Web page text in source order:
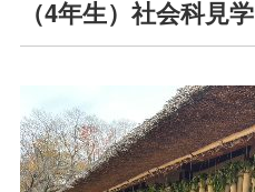
（4年生）社会科見学